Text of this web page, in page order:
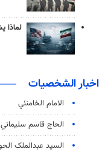
لماذا
اخبار الشخصيات
الامام الخامنئي
الحاج قاسم سليماني
السید عبدالملک